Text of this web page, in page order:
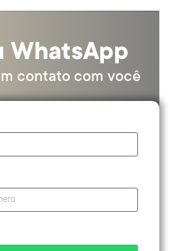
WhatsApp
contato com você